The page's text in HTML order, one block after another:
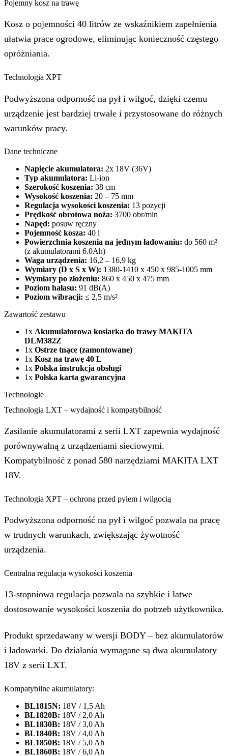
Pojemny kosz na trawę
Kosz o pojemności 40 litrów ze wskaźnikiem zapełnienia
ułatwia prace ogrodowe, eliminując konieczność częstego
opróżniania.
Technologia XPT
Podwyższona odporność na pył i wilgoć, dzięki czemu
urządzenie jest bardziej trwałe i przystosowane do różnych
warunków pracy.
Dane techniczne
Napięcie akumulatora: 2x 18V (36V)
Typ akumulatora: Li-ion
Szerokość koszenia: 38 cm
Wysokość koszenia: 20 – 75 mm
Regulacja wysokości koszenia: 13 pozycji
Prędkość obrotowa noża: 3700 obr/min
Napęd: posuw ręczny
Pojemność kosza: 40 l
Powierzchnia koszenia na jednym ładowaniu: do 560 m²
(z akumulatorami 6.0Ah)
Waga urządzenia: 16,2 – 16,9 kg
Wymiary (D x S x W): 1380-1410 x 450 x 985-1005 mm
Wymiary po złożeniu: 860 x 450 x 475 mm
Poziom hałasu: 91 dB(A)
Poziom wibracji: ≤ 2,5 m/s²
Zawartość zestawu
1x Akumulatorowa kosiarka do trawy MAKITA
DLM382Z
1x Ostrze tnące (zamontowane)
1x Kosz na trawę 40 L
1x Polska instrukcja obsługi
1x Polska karta gwarancyjna
Technologie
Technologia LXT – wydajność i kompatybilność
Zasilanie akumulatorami z serii LXT zapewnia wydajność
porównywalną z urządzeniami sieciowymi.
Kompatybilność z ponad 580 narzędziami MAKITA LXT
18V.
Technologia XPT – ochrona przed pyłem i wilgocią
Podwyższona odporność na pył i wilgoć pozwala na pracę
w trudnych warunkach, zwiększając żywotność
urządzenia.
Centralna regulacja wysokości koszenia
13-stopniowa regulacja pozwala na szybkie i łatwe
dostosowanie wysokości koszenia do potrzeb użytkownika.
Produkt sprzedawany w wersji BODY – bez akumulatorów
i ładowarki. Do działania wymagane są dwa akumulatory
18V z serii LXT.
Kompatybilne akumulatory:
BL1815N: 18V / 1,5 Ah
BL1820B: 18V / 2,0 Ah
BL1830B: 18V / 3,0 Ah
BL1840B: 18V / 4,0 Ah
BL1850B: 18V / 5,0 Ah
BL1860B: 18V / 6,0 Ah